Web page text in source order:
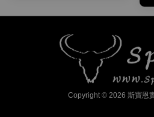
Copyright © 2026 斯寶恩